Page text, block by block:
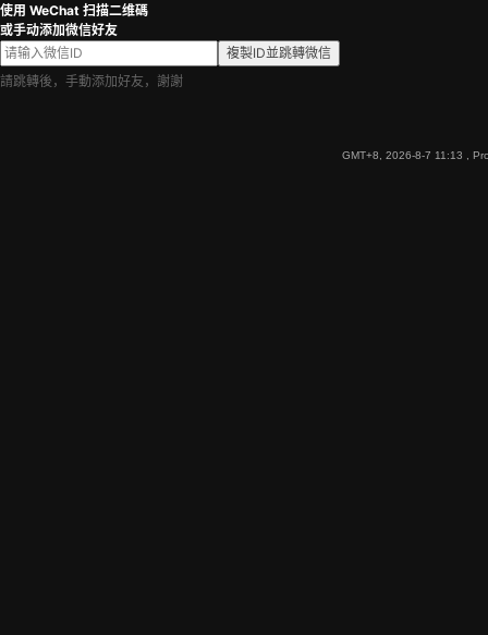
使用 WeChat 扫描二维碼
或手动添加微信好友
複製ID並跳轉微信
請跳轉後，手動添加好友，謝謝
GMT+8, 2026-8-7 11:13 ,